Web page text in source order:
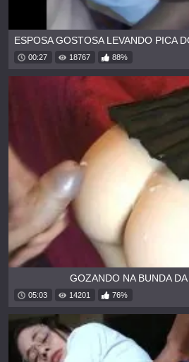
00:27 18767 88%
GOZANDO NA BUNDA
05:03 14201 76%